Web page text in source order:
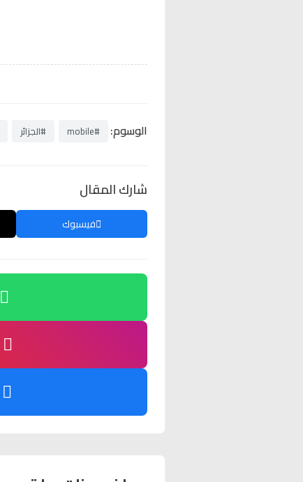
الوسوم: #mobile #الجزائر
شارك المقال
فيسبوك